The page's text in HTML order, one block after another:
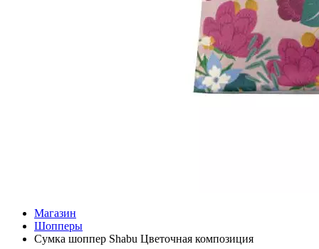
Магазин
Шопперы
Сумка шоппер Shabu Цветочная композиция